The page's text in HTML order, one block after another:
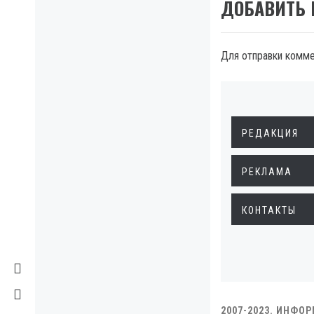
ДОБАВИТЬ
Для отправки
РЕДАКЦИЯ
РЕКЛАМА
КОНТАКТЫ
2007-2023.